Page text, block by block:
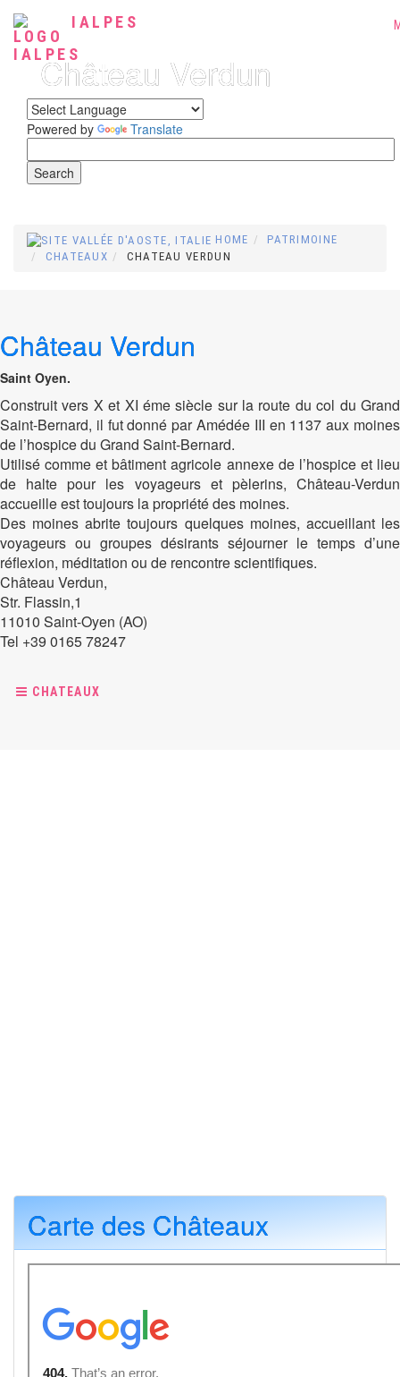
IALPES
Château Verdun
Powered by Translate
HOME
PATRIMOINE
CHATEAUX
CHATEAU VERDUN
Château Verdun
Saint Oyen.
Construit vers X et XI éme siècle sur la route du col du Grand
Saint-Bernard, il fut donné par Amédée III en 1137 aux moines
de l’hospice du Grand Saint-Bernard.
Utilisé comme et bâtiment agricole annexe de l’hospice et lieu
de halte pour les voyageurs et pèlerins, Château-Verdun
accueille est toujours la propriété des moines.
Des moines abrite toujours quelques moines, accueillant les
voyageurs ou groupes désirants séjourner le temps d’une
réflexion, méditation ou de rencontre scientifiques.
Château Verdun,
Str. Flassin,1
11010 Saint-Oyen (AO)
Tel +39 0165 78247
CHATEAUX
Carte des Châteaux